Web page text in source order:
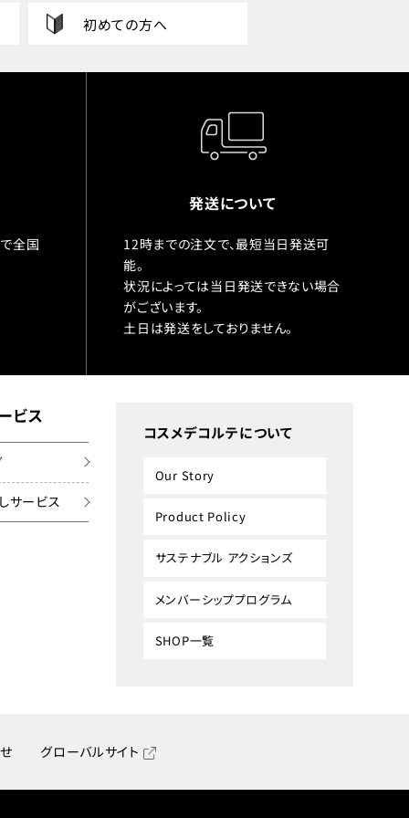
初めての方へ
全国
発送について
12時までの注文で、最短当日発送可
能。
状況によっては当日発送できない場合
がございます。
土日は発送をしておりません。
ビス
サービス
コスメデコルテについて
Our Story
Product Policy
サステナブル アクションズ
メンバーシッププログラム
SHOP一覧
グローバルサイト